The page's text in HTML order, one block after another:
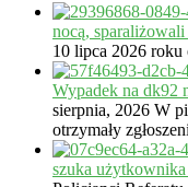
nocą,
10 lipca 2026
Wypadek na
sierpnia, 2026 W
otrzymały
szuka